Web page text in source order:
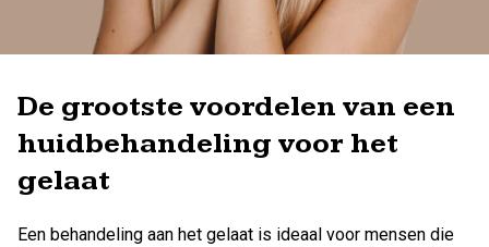
De grootste voordelen van een
huidbehandeling voor het
gelaat
Een behandeling aan het gelaat is ideaal voor mensen die